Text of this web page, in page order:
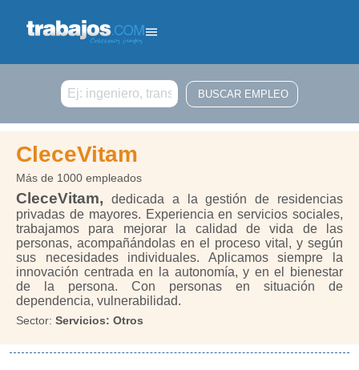
Buscar
CleceVitam
Más de 1000 empleados
CleceVitam,
dedicada a la gestión de residencias
privadas de mayores. Experiencia en servicios sociales,
trabajamos para mejorar la calidad de vida de las
personas, acompañándolas en el proceso vital, y según
sus necesidades individuales. Aplicamos siempre la
innovación centrada en la autonomía, y en el bienestar
de la persona. Con personas en situación de
dependencia, vulnerabilidad.
Sector: Servicios: Otros